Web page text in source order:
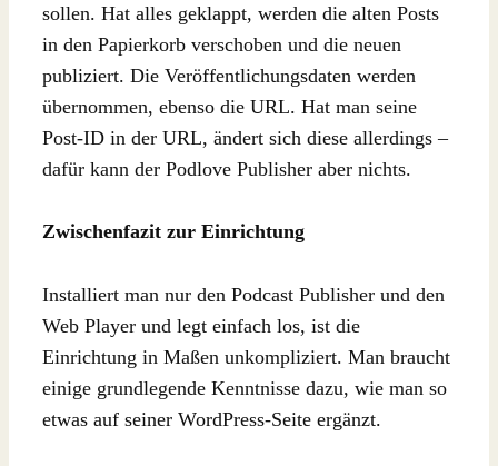
sollen. Hat alles geklappt, werden die alten Posts
in den Papierkorb verschoben und die neuen
publiziert. Die Veröffentlichungsdaten werden
übernommen, ebenso die URL. Hat man seine
Post-ID in der URL, ändert sich diese allerdings –
dafür kann der Podlove Publisher aber nichts.
Zwischenfazit zur Einrichtung
Installiert man nur den Podcast Publisher und den
Web Player und legt einfach los, ist die
Einrichtung in Maßen unkompliziert. Man braucht
einige grundlegende Kenntnisse dazu, wie man so
etwas auf seiner WordPress-Seite ergänzt.